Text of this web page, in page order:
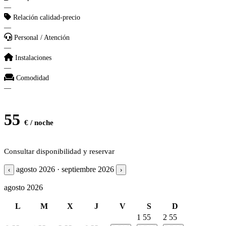
—
Relación calidad-precio
—
Personal / Atención
—
Instalaciones
—
Comodidad
—
55 € / noche
Consultar disponibilidad y reservar
‹ agosto 2026 · septiembre 2026 ›
agosto 2026
L M X J V S
D
1 55 2 55